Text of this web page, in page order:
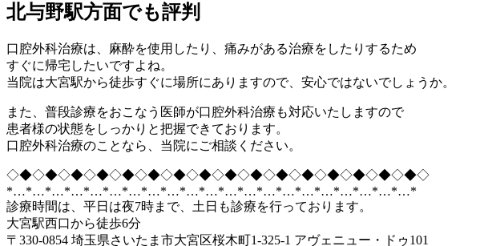
北与野駅方面でも評判
口腔外科治療は、麻酔を使用したり、痛みがある治療をしたりするため
すぐに帰宅したいですよね。
当院は大宮駅から徒歩すぐに場所にありますので、安心ではないでしょうか。
また、普段診療をおこなう医師が口腔外科治療も対応いたしますので
患者様の状態をしっかりと把握できております。
口腔外科治療のことなら、当院にご相談ください。
◇◆◇◆◇◆◇◆◇◆◇◆◇◆◇◆◇◆◇◆◇◆◇◆◇◆◇◆◇◆◇◆◇
*…*…*…*…*…*…*…*…*…*…*…*…*…*…*…*…*…*…*…*…*…*
診療時間は、平日は夜7時まで、土日も診療を行っております。
大宮駅西口から徒歩6分
〒330-0854 埼玉県さいたま市大宮区桜木町1-325-1 アヴェニュー・ドゥ101